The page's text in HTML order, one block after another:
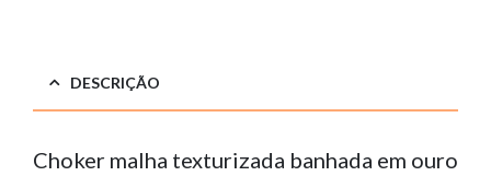
DESCRIÇÃO
Choker malha texturizada banhada em ouro